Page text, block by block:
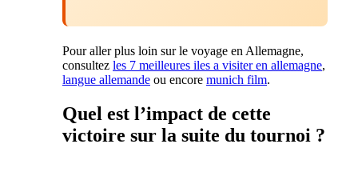
Pour aller plus loin sur le voyage en Allemagne,
consultez les 7 meilleures iles a visiter en allemagne,
langue allemande ou encore munich film.
Quel est l’impact de cette
victoire sur la suite du tournoi ?